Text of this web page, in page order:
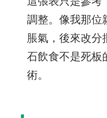
調整。像我那位
脹氣，後來改
石飲食不是死板
術。